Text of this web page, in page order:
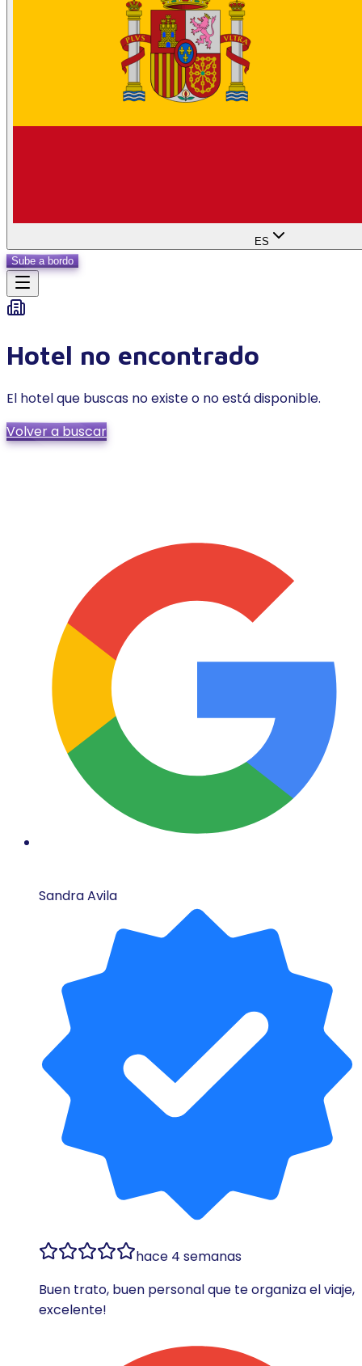
ES
Sube a bordo
Hotel no encontrado
El hotel que buscas no existe o no está disponible.
Volver a buscar
Sandra Avila
hace 4 semanas
Buen trato, buen personal que te organiza el viaje,
excelente!